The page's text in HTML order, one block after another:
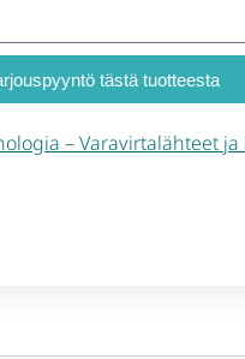
tästä tuotteesta
– Varavirtalähteet